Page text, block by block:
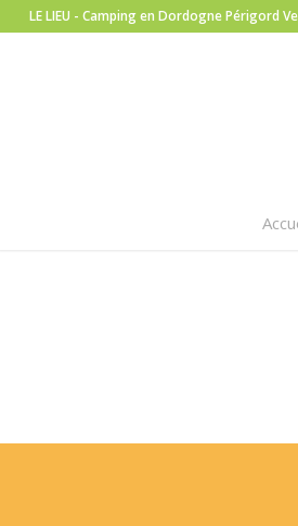
LE LIEU - Camping en Dordogne Périgord